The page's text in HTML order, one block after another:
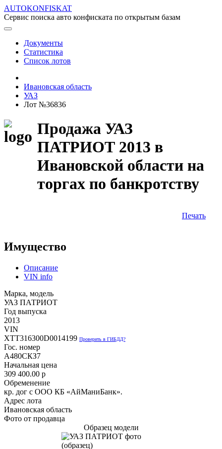
AUTOKONFISKAT
Сервис поиска авто конфиската по открытым базам
Документы
Статистика
Список лотов
Ивановская область
УАЗ
Лот №36836
Продажа УАЗ
ПАТРИОТ 2013 в
Ивановской области на
торгах по банкротству
Печать
Имущество
Описание
VIN info
Марка, модель
УАЗ ПАТРИОТ
Год выпуска
2013
VIN
XTT316300D0014199 Проверить в ГИБДД?
Гос. номер
А480СКЗ7
Начальная цена
309 400.00 p
Обременение
кр. дог с ООО КБ «АйМаниБанк».
Адрес лота
Ивановская область
Фото от продавца
Образец модели